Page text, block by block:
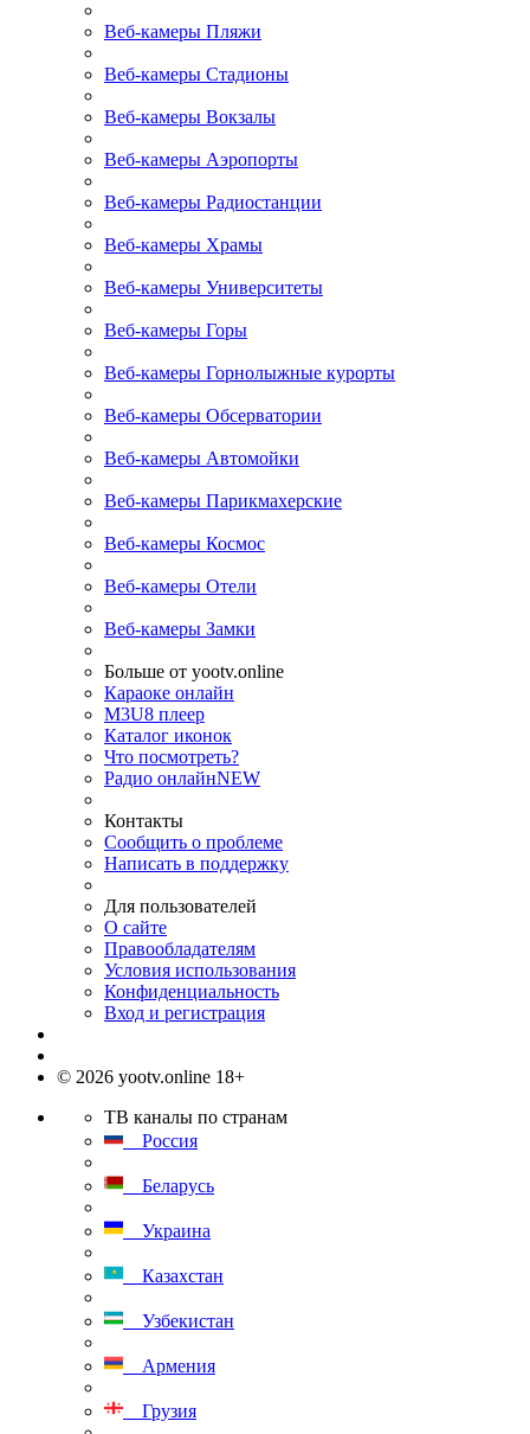
Веб-камеры Пляжи
Веб-камеры Стадионы
Веб-камеры Вокзалы
Веб-камеры Аэропорты
Веб-камеры Радиостанции
Веб-камеры Храмы
Веб-камеры Университеты
Веб-камеры Горы
Веб-камеры Горнолыжные курорты
Веб-камеры Обсерватории
Веб-камеры Автомойки
Веб-камеры Парикмахерские
Веб-камеры Космос
Веб-камеры Отели
Веб-камеры Замки
Больше от yootv.online
Караоке онлайн
M3U8 плеер
Каталог иконок
Что посмотреть?
Радио онлайнNEW
Контакты
Сообщить о проблеме
Написать в поддержку
Для пользователей
О сайте
Правообладателям
Условия использования
Конфиденциальность
Вход и регистрация
© 2026 yootv.online 18+
ТВ каналы по странам
Россия
Беларусь
Украина
Казахстан
Узбекистан
Армения
Грузия